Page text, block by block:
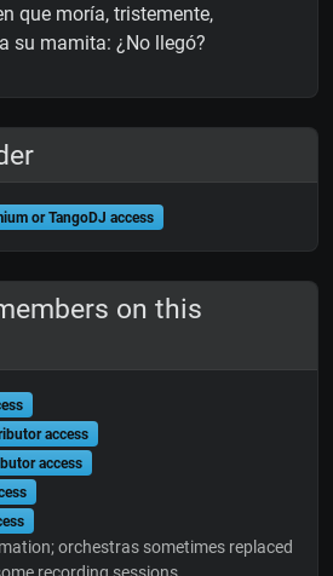
que moría, tristemente,
su mamita: ¿No llegó?
or TangoDJ access
on this
access
access
orchestras sometimes replaced
recording sessions.